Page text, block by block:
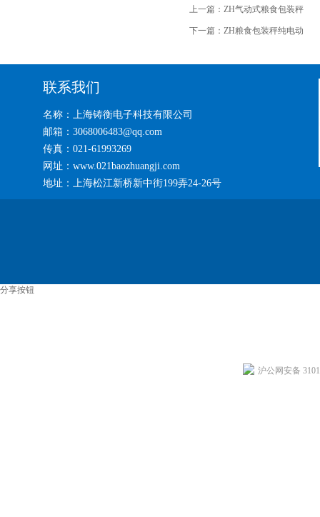
上一篇： ZH气动式粮食包装秤
下一篇： ZH粮食包装秤纯电动
联系我们
名称：上海铸衡电子科技有限公司
邮箱：3068006483@qq.com
传真：021-61993269
网址：www.021baozhuangji.com
地址：上海松江新桥新中街199弄24-26号
分享按钮
沪公网安备